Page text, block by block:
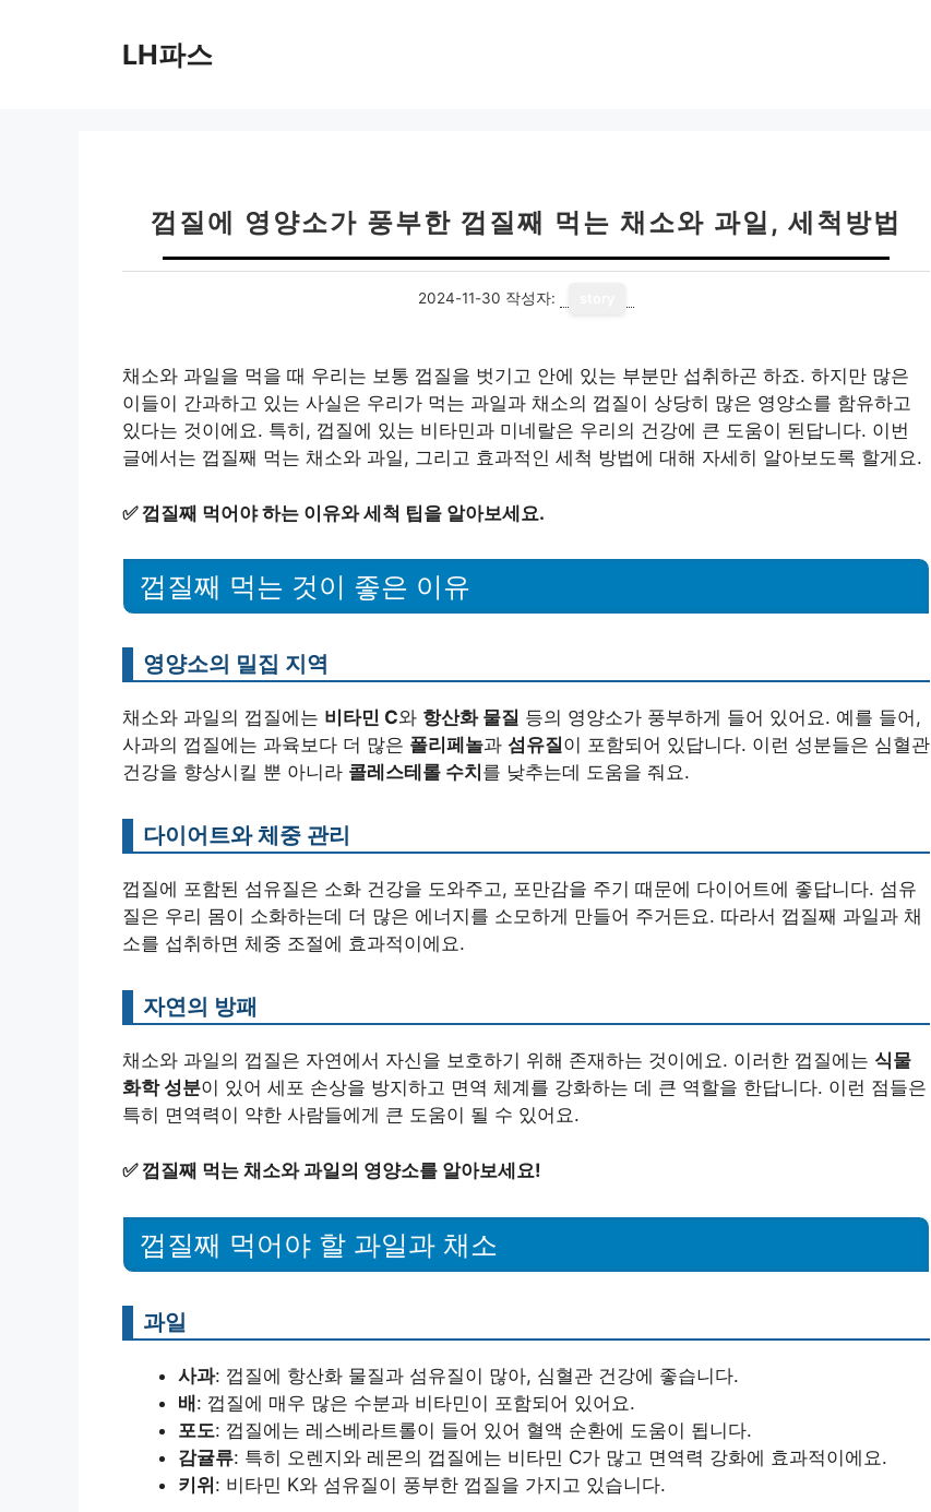
LH파스
껍질에 영양소가 풍부한 껍질째 먹는 채소와 과일, 세척방법
2024-11-30 작성자:
채소와 과일을 먹을 때 우리는 보통 껍질을 벗기고 안에 있는 부분만 섭취하곤 하죠. 하지만 많은
이들이 간과하고 있는 사실은 우리가 먹는 과일과 채소의 껍질이 상당히 많은 영양소를 함유하고
있다는 것이에요. 특히, 껍질에 있는 비타민과 미네랄은 우리의 건강에 큰 도움이 된답니다. 이번
글에서는 껍질째 먹는 채소와 과일, 그리고 효과적인 세척 방법에 대해 자세히 알아보도록 할게요.
✅껍질째 먹어야 하는 이유와 세척 팁을 알아보세요.
껍질째 먹는 것이 좋은 이유
영양소의 밀집 지역
채소와 과일의 껍질에는 비타민 C와 항산화 물질 등의 영양소가 풍부하게 들어 있어요. 예를 들어,
사과의 껍질에는 과육보다 더 많은 폴리페놀과 섬유질이 포함되어 있답니다. 이런 성분들은 심혈관
건강을 향상시킬 뿐 아니라 콜레스테롤 수치 를 낮추는데 도움을 줘요.
다이어트와 체중 관리
껍질에 포함된 섬유질은 소화 건강을 도와주고, 포만감을 주기 때문에 다이어트에 좋답니다. 섬유
질은 우리 몸이 소화하는데 더 많은 에너지를 소모하게 만들어 주거든요. 따라서 껍질째 과일과 채
소를 섭취하면 체중 조절에 효과적이에요.
자연의 방패
채소와 과일의 껍질은 자연에서 자신을 보호하기 위해 존재하는 것이에요. 이러한 껍질에는 식물
화학 성분이 있어 세포 손상을 방지하고 면역 체계를 강화하는 데 큰 역할을 한답니다. 이런 점들은
특히 면역력이 약한 사람들에게 큰 도움이 될 수 있어요.
✅껍질째 먹는 채소와 과일의 영양소를 알아보세요!
껍질째 먹어야 할 과일과 채소
과일
사과: 껍질에 항산화 물질과 섬유질이 많아, 심혈관 건강에 좋습니다.
배: 껍질에 매우 많은 수분과 비타민이 포함되어 있어요.
포도: 껍질에는 레스베라트롤이 들어 있어 혈액 순환에 도움이 됩니다.
감귤류: 특히 오렌지와 레몬의 껍질에는 비타민 C가 많고 면역력 강화에 효과적이에요.
키위: 비타민 K와 섬유질이 풍부한 껍질을 가지고 있습니다.